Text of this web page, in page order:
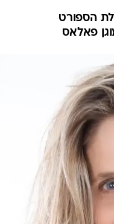
הספורט
פאלאס